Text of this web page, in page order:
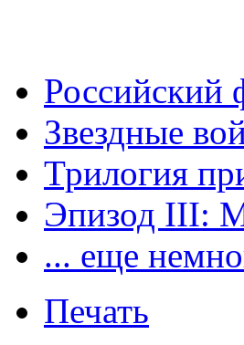
Российский
Звездные
Трилогия
Эпизод III:
... еще
Печать